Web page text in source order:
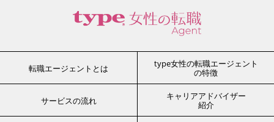
転職エージェントとは
type女性の転職エージェント
の特徴
サービスの流れ
キャリアアドバイザー
紹介